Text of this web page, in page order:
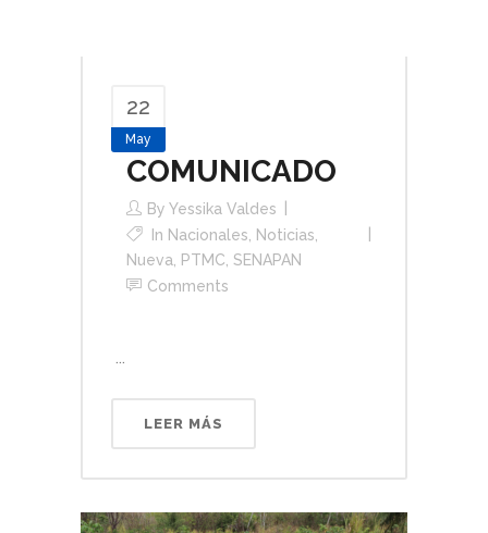
22
May
COMUNICADO
By Yessika Valdes
In Nacionales, Noticias,
Nueva, PTMC, SENAPAN
Comments
...
LEER MÁS